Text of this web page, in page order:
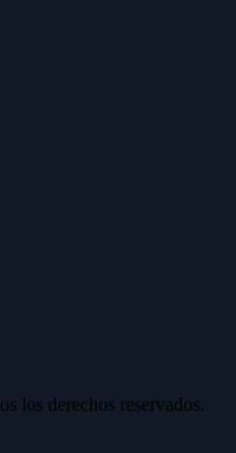
los derechos reservados.